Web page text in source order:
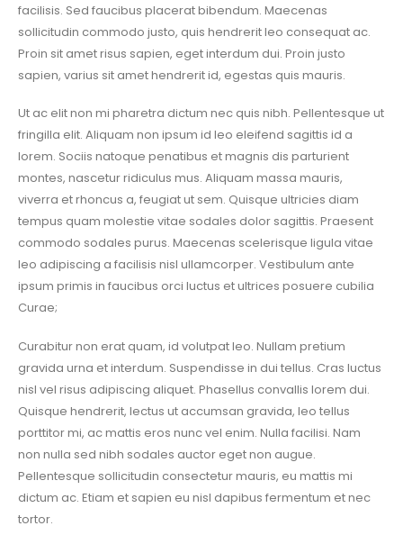
facilisis. Sed faucibus placerat bibendum. Maecenas
sollicitudin commodo justo, quis hendrerit leo consequat ac.
Proin sit amet risus sapien, eget interdum dui. Proin justo
sapien, varius sit amet hendrerit id, egestas quis mauris.
Ut ac elit non mi pharetra dictum nec quis nibh. Pellentesque ut
fringilla elit. Aliquam non ipsum id leo eleifend sagittis id a
lorem. Sociis natoque penatibus et magnis dis parturient
montes, nascetur ridiculus mus. Aliquam massa mauris,
viverra et rhoncus a, feugiat ut sem. Quisque ultricies diam
tempus quam molestie vitae sodales dolor sagittis. Praesent
commodo sodales purus. Maecenas scelerisque ligula vitae
leo adipiscing a facilisis nisl ullamcorper. Vestibulum ante
ipsum primis in faucibus orci luctus et ultrices posuere cubilia
Curae;
Curabitur non erat quam, id volutpat leo. Nullam pretium
gravida urna et interdum. Suspendisse in dui tellus. Cras luctus
nisl vel risus adipiscing aliquet. Phasellus convallis lorem dui.
Quisque hendrerit, lectus ut accumsan gravida, leo tellus
porttitor mi, ac mattis eros nunc vel enim. Nulla facilisi. Nam
non nulla sed nibh sodales auctor eget non augue.
Pellentesque sollicitudin consectetur mauris, eu mattis mi
dictum ac. Etiam et sapien eu nisl dapibus fermentum et nec
tortor.